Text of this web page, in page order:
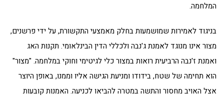
המלחמה.
בניגוד לאמירות שמושמעות בחלק מאמצעי התקשורת, על ידי פרשנים,
מצור אינו מנוגד לאמנת ג'נבה ולכללי הדין הבינלאומי. תקנות האג
ואמנת ז'נבה הרביעית רואות במצור כלי לגיטימי וחוקי במלחמה. "מצור"
הוא תחימה של שטח, בידודו ומניעת הגישה אליו וממנו, באופן היוצר
אצל האויב מחסור והתשה במטרה להביאו לכניעה. האמנות קובעות